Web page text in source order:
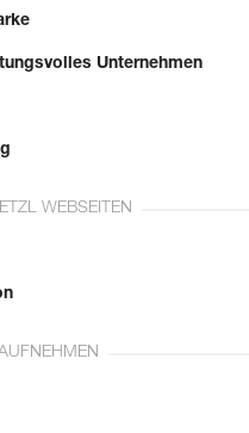
Unternehmen
WEBSEITEN